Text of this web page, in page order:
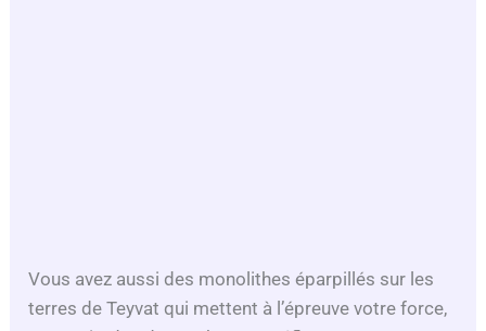
Vous avez aussi des monolithes éparpillés sur les
terres de Teyvat qui mettent à l’épreuve votre force,